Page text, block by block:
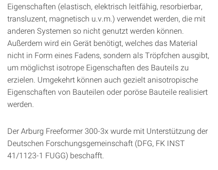
Eigenschaften (elastisch, elektrisch leitfähig, resorbierbar,
transluzent, magnetisch u.v.m.) verwendet werden, die mit
anderen Systemen so nicht genutzt werden können.
Außerdem wird ein Gerät benötigt, welches das Material
nicht in Form eines Fadens, sondern als Tröpfchen ausgibt,
um möglichst isotrope Eigenschaften des Bauteils zu
erzielen. Umgekehrt können auch gezielt anisotropische
Eigenschaften von Bauteilen oder poröse Bauteile realisiert
werden.
Der Arburg Freeformer 300-3x wurde mit Unterstützung der
Deutschen Forschungsgemeinschaft (DFG, FK INST
41/1123-1 FUGG) beschafft.